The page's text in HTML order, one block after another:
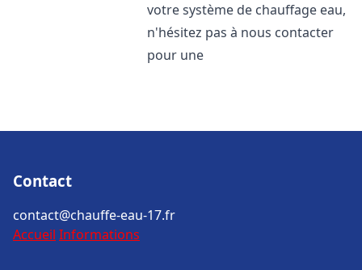
votre système de chauffage eau,
n'hésitez pas à nous contacter
pour une
Contact
contact@chauffe-eau-17.fr
Accueil Informations